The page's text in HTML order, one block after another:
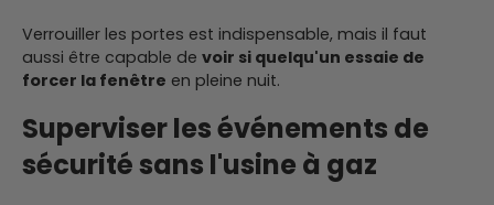
Verrouiller les portes est indispensable, mais il faut
aussi être capable de voir si quelqu'un essaie de
forcer la fenêtre en pleine nuit.
Superviser les événements de
sécurité sans l'usine à gaz